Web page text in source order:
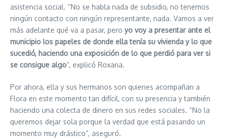
asistencia social. “No se habla nada de subsidio, no tenemos
ningún contacto con ningún representante, nada. Vamos a ver
más adelante qué va a pasar, pero yo voy a presentar ante el
municipio los papeles de donde ella tenía su vivienda y lo que
sucedió, haciendo una exposición de lo que perdió para ver si
se consigue algo”, explicó Roxana.
Por ahora, ella y sus hermanos son quienes acompañan a
Flora en este momento tan difícil, con su presencia y también
haciendo una colecta de dinero en sus redes sociales. “No la
queremos dejar sola porque la verdad que está pasando un
momento muy drástico”, aseguró.